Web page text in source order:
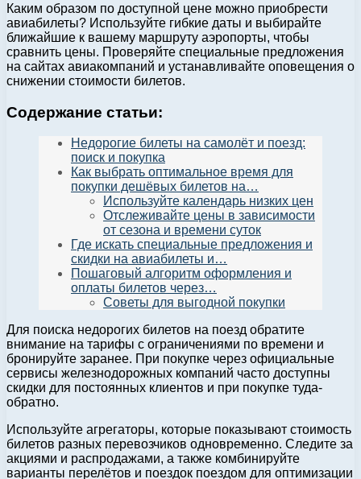
Каким образом по доступной цене можно приобрести
авиабилеты? Используйте гибкие даты и выбирайте
ближайшие к вашему маршруту аэропорты, чтобы
сравнить цены. Проверяйте специальные предложения
на сайтах авиакомпаний и устанавливайте оповещения о
снижении стоимости билетов.
Содержание статьи:
Недорогие билеты на самолёт и поезд:
поиск и покупка
Как выбрать оптимальное время для
покупки дешёвых билетов на…
Используйте календарь низких цен
Отслеживайте цены в зависимости
от сезона и времени суток
Где искать специальные предложения и
скидки на авиабилеты и…
Пошаговый алгоритм оформления и
оплаты билетов через…
Советы для выгодной покупки
Для поиска недорогих билетов на поезд обратите
внимание на тарифы с ограничениями по времени и
бронируйте заранее. При покупке через официальные
сервисы железнодорожных компаний часто доступны
скидки для постоянных клиентов и при покупке туда-
обратно.
Используйте агрегаторы, которые показывают стоимость
билетов разных перевозчиков одновременно. Следите за
акциями и распродажами, а также комбинируйте
варианты перелётов и поездок поездом для оптимизации